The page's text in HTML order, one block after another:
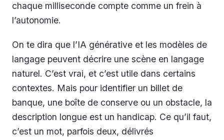
chaque milliseconde compte comme un frein à
l’autonomie.
On te dira que l’IA générative et les modèles de
langage peuvent décrire une scène en langage
naturel. C’est vrai, et c’est utile dans certains
contextes. Mais pour identifier un billet de
banque, une boîte de conserve ou un obstacle, la
description longue est un handicap. Ce qu’il faut,
c’est un mot, parfois deux, délivrés